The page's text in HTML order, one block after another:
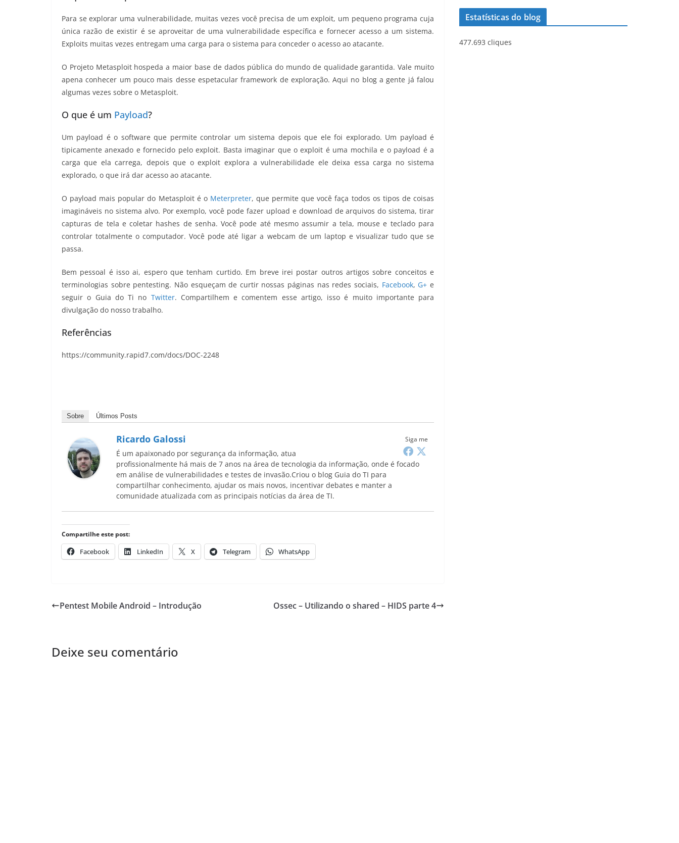
Para se explorar uma vulnerabilidade, muitas vezes você precisa de um exploit, um pequeno programa cuja
única razão de existir é se aproveitar de uma vulnerabilidade específica e fornecer acesso a um sistema.
Exploits muitas vezes entregam uma carga para o sistema para conceder o acesso ao atacante.
O Projeto Metasploit hospeda a maior base de dados pública do mundo de qualidade garantida. Vale muito
apena conhecer um pouco mais desse espetacular framework de exploração. Aqui no blog a gente já falou
algumas vezes sobre o Metasploit.
O que é um Payload?
Um payload é o software que permite controlar um sistema depois que ele foi explorado. Um payload é
tipicamente anexado e fornecido pelo exploit. Basta imaginar que o exploit é uma mochila e o payload é a
carga que ela carrega, depois que o exploit explora a vulnerabilidade ele deixa essa carga no sistema
explorado, o que irá dar acesso ao atacante.
O payload mais popular do Metasploit é o Meterpreter, que permite que você faça todos os tipos de coisas
imagináveis no sistema alvo. Por exemplo, você pode fazer upload e download de arquivos do sistema, tirar
capturas de tela e coletar hashes de senha. Você pode até mesmo assumir a tela, mouse e teclado para
controlar totalmente o computador. Você pode até ligar a webcam de um laptop e visualizar tudo que se
passa.
Bem pessoal é isso ai, espero que tenham curtido. Em breve irei postar outros artigos sobre conceitos e
terminologias sobre pentesting. Não esqueçam de curtir nossas páginas nas redes sociais, Facebook, G+ e
seguir o Guia do Ti no Twitter. Compartilhem e comentem esse artigo, isso é muito importante para
divulgação do nosso trabalho.
Referências
https://community.rapid7.com/docs/DOC-2248
Sobre Últimos Posts
Siga me
Ricardo Galossi
É um apaixonado por segurança da informação, atua
profissionalmente há mais de 7 anos na área de tecnologia da informação, onde é focado
em análise de vulnerabilidades e testes de invasão.Criou o blog Guia do TI para
compartilhar conhecimento, ajudar os mais novos, incentivar debates e manter a
comunidade atualizada com as principais notícias da área de TI.
Compartilhe este post:
Facebook LinkedIn X Telegram WhatsApp
Pentest Mobile Android – Introdução Ossec – Utilizando o shared – HIDS parte 4
Deixe seu comentário
Estatísticas do blog
477.693 cliques